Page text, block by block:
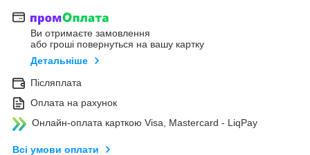
Ви отримаєте замовлення
або гроші повернуться на вашу картку
Детальніше
Післяплата
Оплата на рахунок
Онлайн-оплата карткою Visa, Mastercard - LiqPay
Всі умови оплати